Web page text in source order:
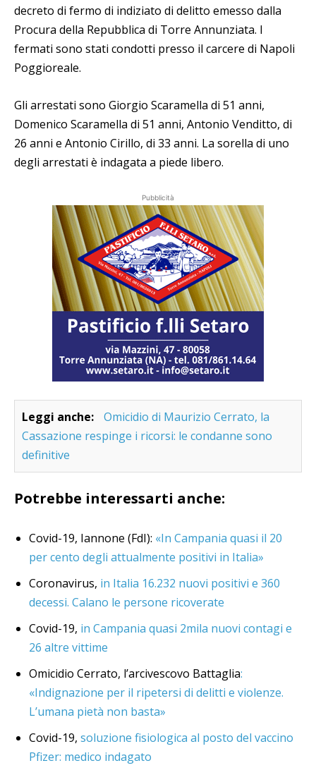
decreto di fermo di indiziato di delitto emesso dalla
Procura della Repubblica di Torre Annunziata. I
fermati sono stati condotti presso il carcere di Napoli
Poggioreale.
Gli arrestati sono Giorgio Scaramella di 51 anni,
Domenico Scaramella di 51 anni, Antonio Venditto, di
26 anni e Antonio Cirillo, di 33 anni. La sorella di uno
degli arrestati è indagata a piede libero.
Pubblicità
Leggi anche:
Omicidio di Maurizio Cerrato, la
Cassazione respinge i ricorsi: le condanne sono
definitive
Potrebbe interessarti anche:
Covid-19, Iannone (FdI): «In Campania quasi il 20
per cento degli attualmente positivi in Italia»
Coronavirus, in Italia 16.232 nuovi positivi e 360
decessi. Calano le persone ricoverate
Covid-19, in Campania quasi 2mila nuovi contagi e
26 altre vittime
Omicidio Cerrato, l’arcivescovo Battaglia:
«Indignazione per il ripetersi di delitti e violenze.
L’umana pietà non basta»
Covid-19, soluzione fisiologica al posto del vaccino
Pfizer: medico indagato